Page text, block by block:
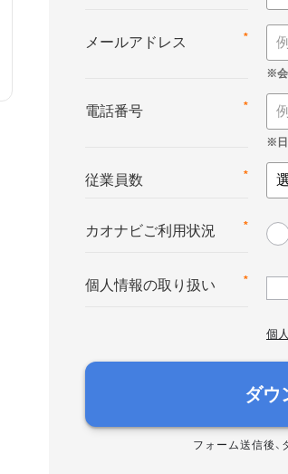
*
メールアドレス
*
電話番号
*
従業員数
*
カオナビご利用状況
*
個人情報の取り扱い
個
ダウ
フォーム送信後